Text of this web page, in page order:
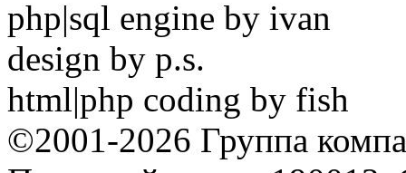
php|sql engine by ivan
design by p.s.
html|php coding by fish
©2001-2026 Группа